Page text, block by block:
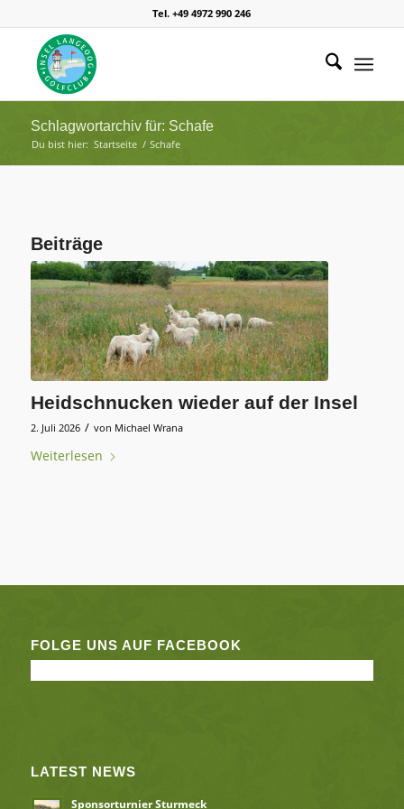
Tel. +49 4972 990 246
Schlagwortarchiv für: Schafe
Du bist hier: Startseite / Schafe
Beiträge
Heidschnucken wieder auf der Insel
2. Juli 2026 / von Michael Wrana
Weiterlesen
FOLGE UNS AUF FACEBOOK
LATEST NEWS
Sponsorturnier Sturmeck